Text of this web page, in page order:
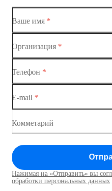
Ethernet-коммутаторы
Коммутатор
Коммутаторы
Ваше имя *
Организация *
Телефон *
E-mail *
Комметарий
Нажимая на «Отправить» вы
обработки персональных данных